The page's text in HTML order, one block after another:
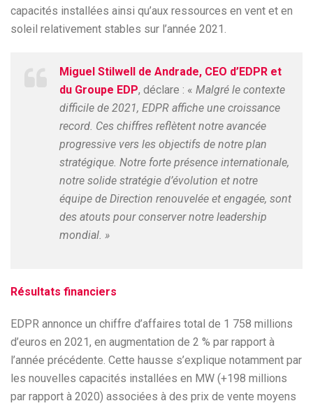
capacités installées ainsi qu’aux ressources en vent et en
soleil relativement stables sur l’année 2021.
Miguel Stilwell de Andrade, CEO d’EDPR et
du Groupe EDP, déclare : « Malgré le contexte
difficile de 2021, EDPR affiche une croissance
record. Ces chiffres reflètent notre avancée
progressive vers les objectifs de notre plan
stratégique. Notre forte présence internationale,
notre solide stratégie d’évolution et notre
équipe de Direction renouvelée et engagée, sont
des atouts pour conserver notre leadership
mondial. »
Résultats financiers
EDPR annonce un chiffre d’affaires total de 1 758 millions
d’euros en 2021, en augmentation de 2 % par rapport à
l’année précédente. Cette hausse s’explique notamment par
les nouvelles capacités installées en MW (+198 millions
par rapport à 2020) associées à des prix de vente moyens